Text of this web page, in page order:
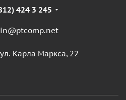
424 3 245
ул. Карла Маркса, 22